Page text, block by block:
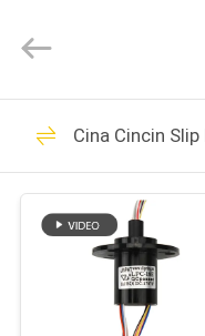
RUMAH
PRODUK
TAMPILAN
Reserved.
Cincin
Cina Cincin